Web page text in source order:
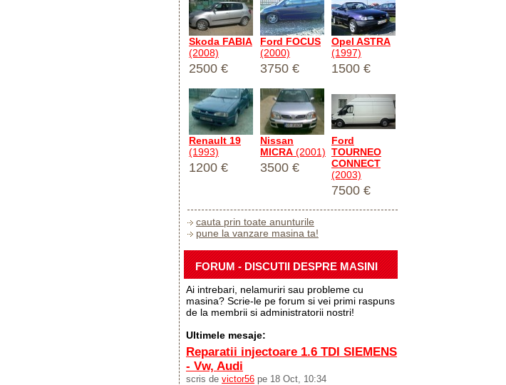
Skoda FABIA
(2008)
2500 €
Ford FOCUS
(2000)
3750 €
Opel ASTRA
(1997)
1500 €
Renault 19
(1993)
1200 €
Nissan
MICRA (2001)
3500 €
Ford
TOURNEO
CONNECT
(2003)
7500 €
cauta prin toate anunturile
pune la vanzare masina ta!
FORUM - DISCUTII DESPRE MASINI
Ai intrebari, nelamuriri sau probleme cu
masina? Scrie-le pe forum si vei primi raspuns
de la membrii si administratorii nostri!
Ultimele mesaje:
Reparatii injectoare 1.6 TDI SIEMENS
- Vw, Audi
scris de victor56 pe 18 Oct, 10:34